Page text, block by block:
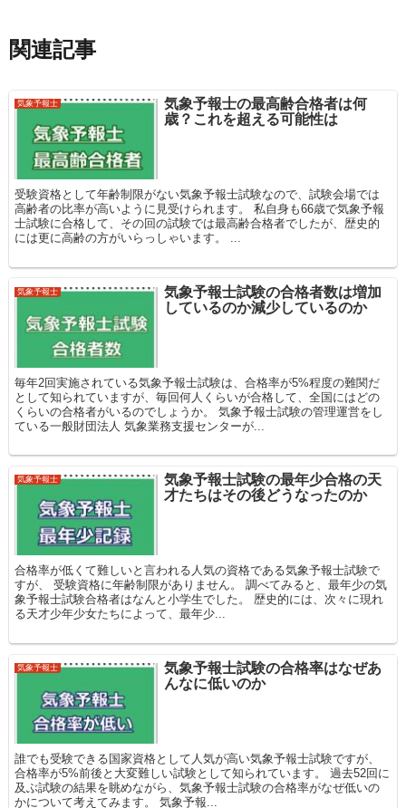
関連記事
気象予報士
気象予報士の最高齢合格者は何
歳？これを超える可能性は
受験資格として年齢制限がない気象予報士試験なので、試験会場では
高齢者の比率が高いように見受けられます。 私自身も66歳で気象予報
士試験に合格して、その回の試験では最高齢合格者でしたが、歴史的
には更に高齢の方がいらっしゃいます。 ...
気象予報士
気象予報士試験の合格者数は増加
しているのか減少しているのか
毎年2回実施されている気象予報士試験は、合格率が5%程度の難関だ
として知られていますが、毎回何人くらいが合格して、全国にはどの
くらいの合格者がいるのでしょうか。 気象予報士試験の管理運営をし
ている一般財団法人 気象業務支援センターが...
気象予報士
気象予報士試験の最年少合格の天
才たちはその後どうなったのか
合格率が低くて難しいと言われる人気の資格である気象予報士試験で
すが、 受験資格に年齢制限がありません。 調べてみると、最年少の気
象予報士試験合格者はなんと小学生でした。 歴史的には、次々に現れ
る天才少年少女たちによって、最年少...
気象予報士
気象予報士試験の合格率はなぜあ
んなに低いのか
誰でも受験できる国家資格として人気が高い気象予報士試験ですが、
合格率が5%前後と大変難しい試験として知られています。 過去52回に
及ぶ試験の結果を眺めながら、気象予報士試験の合格率がなぜ低いの
かについて考えてみます。 気象予報...